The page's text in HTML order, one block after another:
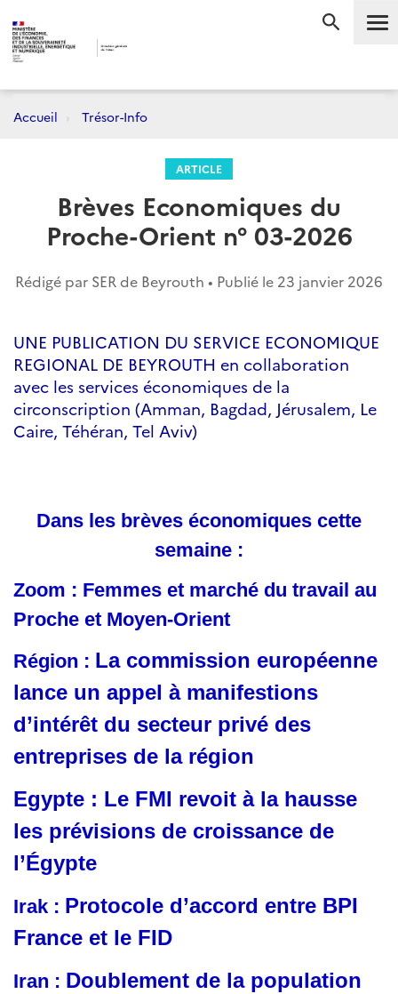
Accueil Trésor-Info
ARTICLE
Brèves Economiques du
Proche-Orient n° 03-2026
Rédigé par SER de Beyrouth • Publié le 23 janvier 2026
UNE PUBLICATION DU SERVICE ECONOMIQUE
REGIONAL DE BEYROUTH en collaboration
avec les services économiques de la
circonscription (Amman, Bagdad, Jérusalem, Le
Caire, Téhéran, Tel Aviv)
Dans les brèves économiques cette
semaine :
Zoom : Femmes et marché du travail au
Proche et Moyen-Orient
Région : La commission européenne
lance un appel à manifestions
d’intérêt du secteur privé des
entreprises de la région
Egypte : Le FMI revoit à la hausse
les prévisions de croissance de
l’Égypte
Irak : Protocole d’accord entre BPI
France et le FID
Iran : Doublement de la population